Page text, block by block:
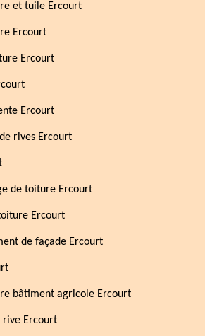
et tuile Ercourt
Ercourt
Ercourt
Ercourt
rives Ercourt
de toiture Ercourt
Ercourt
de façade Ercourt
bâtiment agricole Ercourt
rive Ercourt